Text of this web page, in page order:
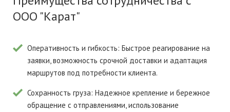
ООО "Карат"
Оперативность и гибкость: Быстрое реагирование на
заявки, возможность срочной доставки и адаптация
маршрутов под потребности клиента.
Сохранность груза: Надежное крепление и бережное
обращение с отправлениями, использование